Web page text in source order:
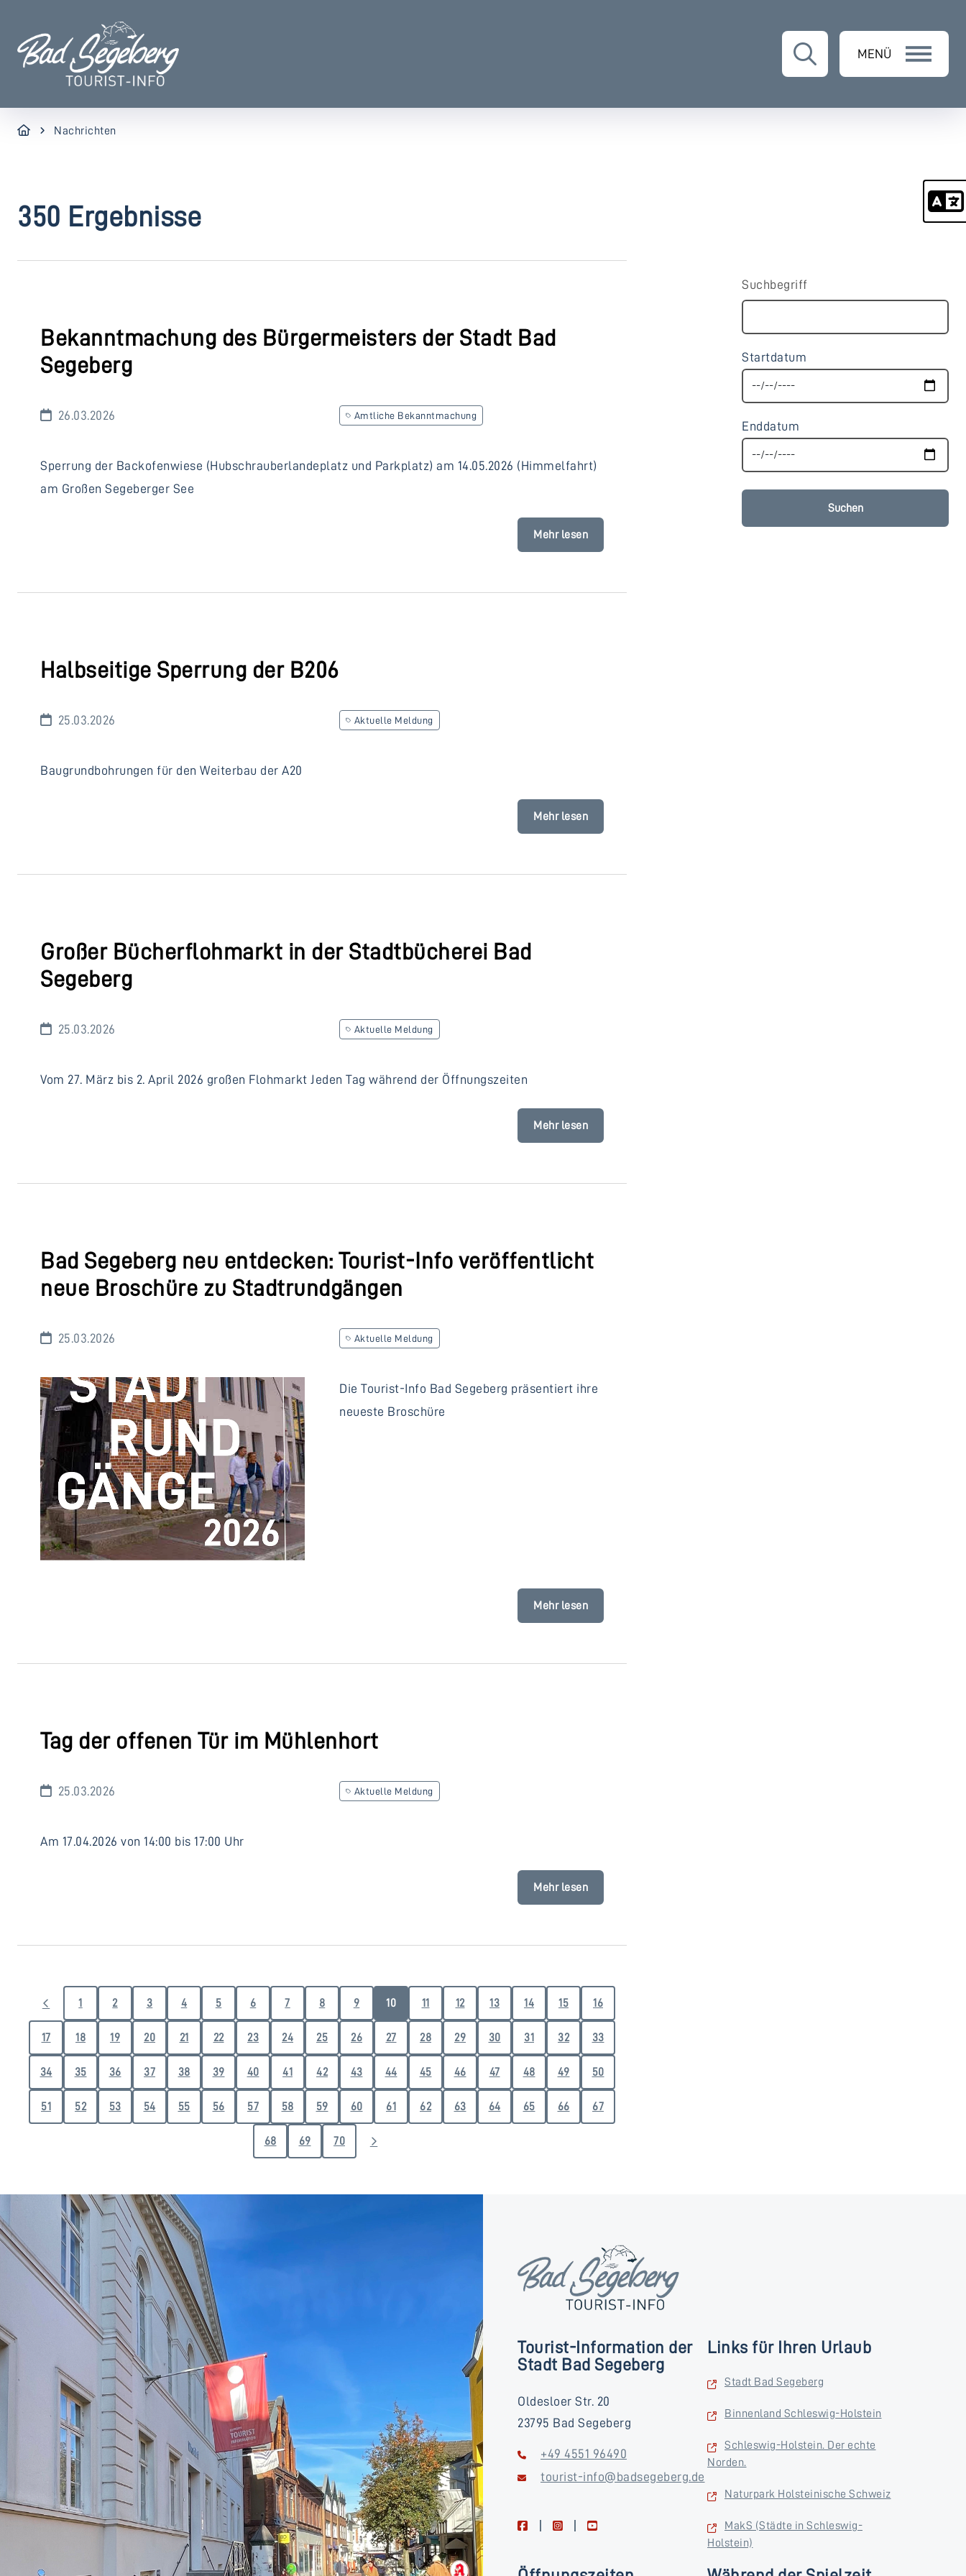
MENÜ
Nachrichten
350 Ergebnisse
Bekanntmachung des Bürgermeisters der Stadt Bad
Segeberg
26.03.2026 Amtliche Bekanntmachung
Sperrung der Backofenwiese (Hubschrauberlandeplatz und Parkplatz) am 14.05.2026 (Himmelfahrt)
am Großen Segeberger See
Mehr lesen
Halbseitige Sperrung der B206
25.03.2026 Aktuelle Meldung
Baugrundbohrungen für den Weiterbau der A20
Mehr lesen
Großer Bücherflohmarkt in der Stadtbücherei Bad
Segeberg
25.03.2026 Aktuelle Meldung
Vom 27. März bis 2. April 2026 großen Flohmarkt Jeden Tag während der Öffnungszeiten
Mehr lesen
Bad Segeberg neu entdecken: Tourist-Info veröffentlicht
neue Broschüre zu Stadtrundgängen
25.03.2026 Aktuelle Meldung
Die Tourist-Info Bad Segeberg präsentiert ihre
neueste Broschüre
Mehr lesen
Tag der offenen Tür im Mühlenhort
25.03.2026 Aktuelle Meldung
Am 17.04.2026 von 14:00 bis 17:00 Uhr
Mehr lesen
1 2 3 4 5 6 7 8 9 10 11 12 13 14 15 16
17 18 19 20 21 22 23 24 25 26 27 28 29 30 31 32 33
34 35 36 37 38 39 40 41 42 43 44 45 46 47 48 49 50
51 52 53 54 55 56 57 58 59 60 61 62 63 64 65 66 67
68 69 70
Suchbegriff
Startdatum
Enddatum
Tourist-Information der
Stadt Bad Segeberg
Oldesloer Str. 20
23795 Bad Segeberg
+49 4551 96490
tourist-info@badsegeberg.de
facebookinstagramyoutube
Links für Ihren Urlaub
Stadt Bad Segeberg
Binnenland Schleswig-Holstein
Schleswig-Holstein. Der echte
Norden.
Naturpark Holsteinische Schweiz
MakS (Städte in Schleswig-
Holstein)